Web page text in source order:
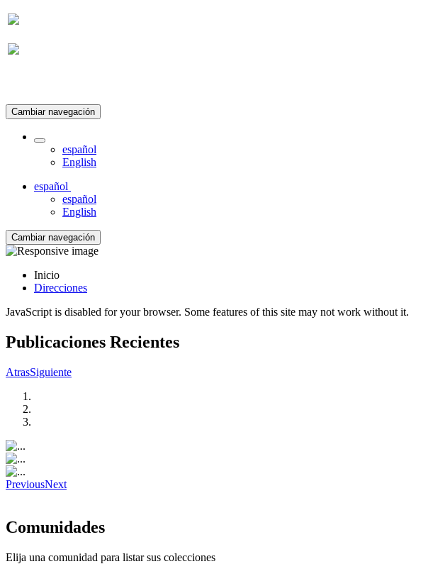
Cambiar navegación
español
English
español
español
English
Cambiar navegación
Inicio
Direcciones
JavaScript is disabled for your browser. Some features of this site may not work without it.
Publicaciones Recientes
AtrasSiguiente
PreviousNext
Comunidades
Elija una comunidad para listar sus colecciones